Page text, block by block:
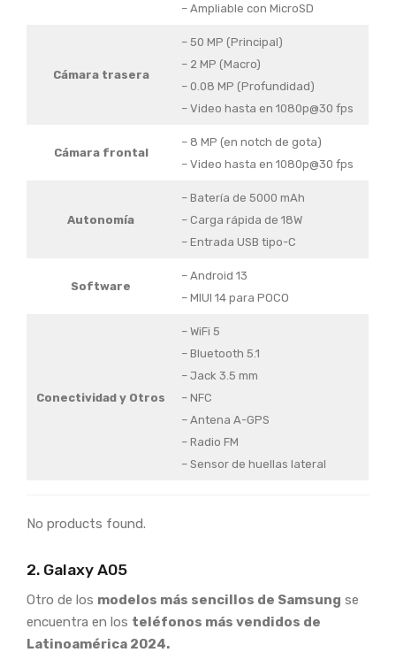
– Ampliable con MicroSD
Cámara trasera
– 50 MP (Principal)
– 2 MP (Macro)
– 0.08 MP (Profundidad)
– Video hasta en 1080p@30 fps
Cámara frontal
– 8 MP (en notch de gota)
– Video hasta en 1080p@30 fps
Autonomía
– Batería de 5000 mAh
– Carga rápida de 18W
– Entrada USB tipo-C
Software
– Android 13
– MIUI 14 para POCO
Conectividad y Otros
– WiFi 5
– Bluetooth 5.1
– Jack 3.5 mm
– NFC
– Antena A-GPS
– Radio FM
– Sensor de huellas lateral
No products found.
2. Galaxy A05
Otro de los modelos más sencillos de Samsung se
encuentra en los teléfonos más vendidos de
Latinoamérica 2024.